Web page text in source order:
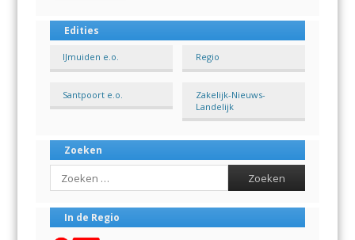
Edities
IJmuiden e.o. Regio
Santpoort e.o.
Zakelijk-Nieuws-
Landelijk
Zoeken
Search
In de Regio